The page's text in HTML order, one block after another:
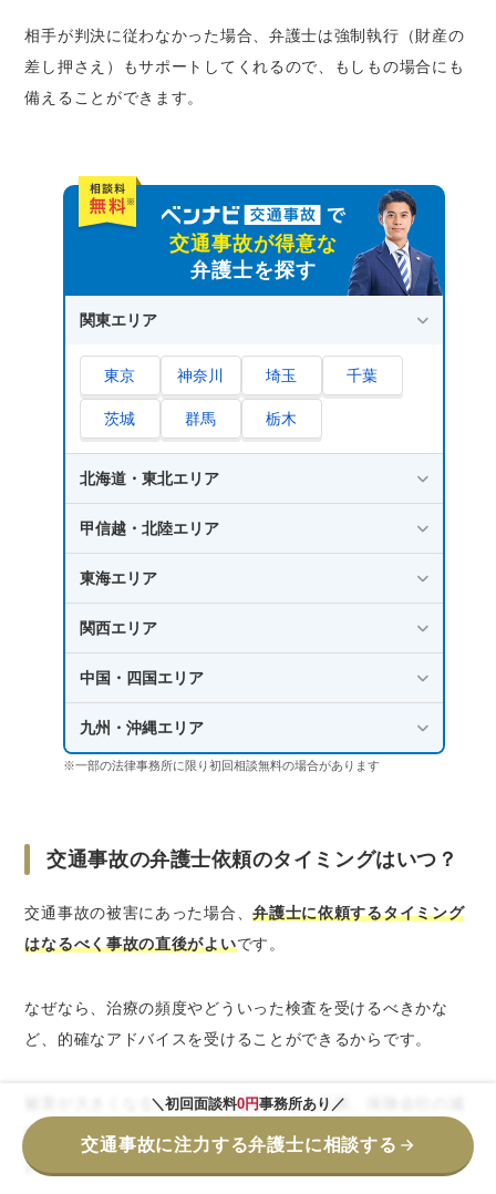
相手が判決に従わなかった場合、弁護士は強制執行（財産の
差し押さえ）もサポートしてくれるので、もしもの場合にも
備えることができます。
交通事故が得意な
弁護士を探す
関東エリア
東京 神奈川 埼玉 千葉
茨城 群馬 栃木
北海道・東北エリア
甲信越・北陸エリア
東海エリア
関西エリア
中国・四国エリア
九州・沖縄エリア
※一部の法律事務所に限り初回相談無料の場合があります
交通事故の弁護士依頼のタイミングはいつ？
交通事故の被害にあった場合、弁護士に依頼するタイミング
はなるべく事故の直後がよいです。
なぜなら、治療の頻度やどういった検査を受けるべきかな
ど、的確なアドバイスを受けることができるからです。
被害が大きくなると示談金が高額になる反面、保険会社の減
額幅も大きくなるので、早めに弁護士のアドバイスを受けて
おく必要があります。
＼初回面談料0円事務所あり／
交通事故に注力する弁護士に相談する